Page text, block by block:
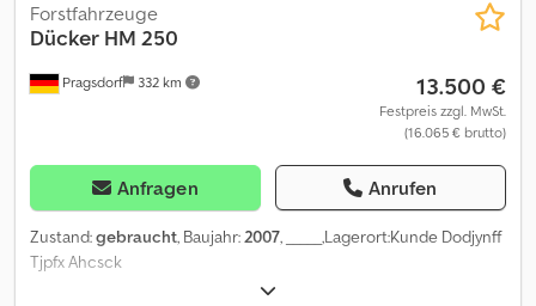
Pragsdorf 332 km
Forstfahrzeuge
Dücker HM 250
13.500 €
Festpreis zzgl. MwSt.
(16.065 € brutto)
Anfragen Anrufen
Zustand:gebraucht, Baujahr:2007, _____,Lagerort:Kunde Dodjynff
Tjpfx Ahcsck